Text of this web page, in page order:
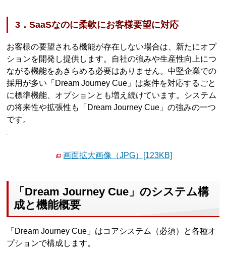
3．SaaSなのに柔軟にお客様要望に対応
お客様の要望される機能が存在しない場合は、新たにオプ
ションを開発し提供します。自社の強みや生産性向上につ
ながる機能をあきらめる必要はありません。中堅企業での
採用が多い「Dream Journey Cue」は案件を対応するごと
に標準機能、オプションとも増え続けています。システム
の将来性や拡張性も「Dream Journey Cue」の強みの一つ
です。
画面拡大画像（JPG）[123KB]
「Dream Journey Cue」のシステム構
成と機能概要
「Dream Journey Cue」はコアシステム（必須）と各種オ
プションで構成します。